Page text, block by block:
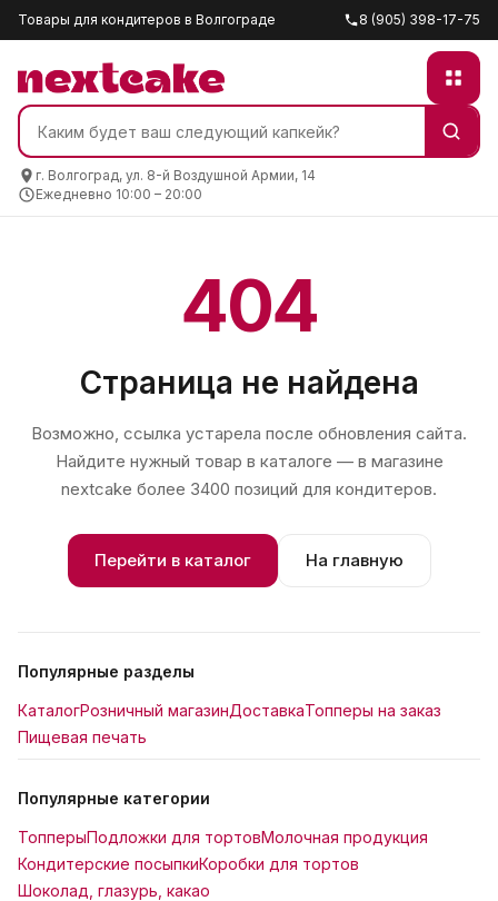
Товары для кондитеров в Волгограде 8 (905) 398-17-75
г. Волгоград, ул. 8-й Воздушной Армии, 14
Ежедневно 10:00 – 20:00
404
Страница не найдена
Возможно, ссылка устарела после обновления сайта.
Найдите нужный товар в каталоге — в магазине
nextcake более 3400 позиций для кондитеров.
Перейти в каталог На главную
Популярные разделы
КаталогРозничный магазинДоставкаТопперы на заказ
Пищевая печать
Популярные категории
ТопперыПодложки для тортовМолочная продукция
Кондитерские посыпкиКоробки для тортов
Шоколад, глазурь, какао